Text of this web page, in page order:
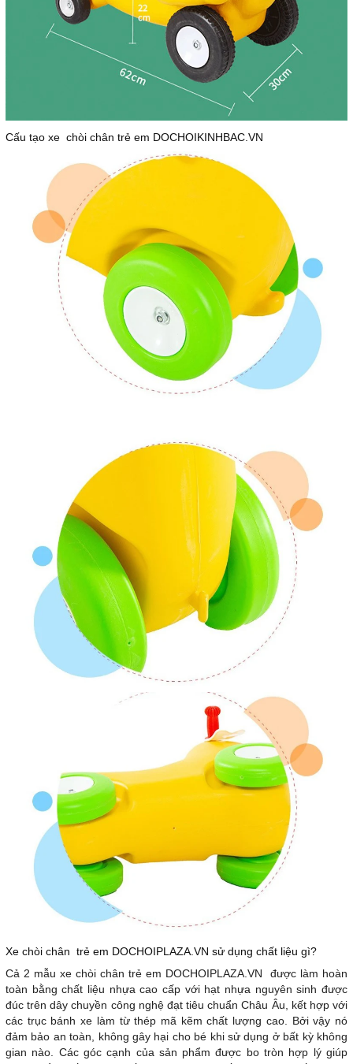
Cấu tạo xe chòi chân trẻ em DOCHOIKINHBAC.VN
Xe chòi chân trẻ em DOCHOIPLAZA.VN sử dụng chất liệu gì?
Cả 2 mẫu xe chòi chân trẻ em DOCHOIPLAZA.VN được làm hoàn
toàn bằng chất liệu nhựa cao cấp với hạt nhựa nguyên sinh được
đúc trên dây chuyền công nghệ đạt tiêu chuẩn Châu Âu, kết hợp với
các trục bánh xe làm từ thép mã kẽm chất lượng cao. Bởi vậy nó
đảm bảo an toàn, không gây hại cho bé khi sử dụng ở bất kỳ không
gian nào. Các góc cạnh của sản phẩm được bo tròn hợp lý giúp